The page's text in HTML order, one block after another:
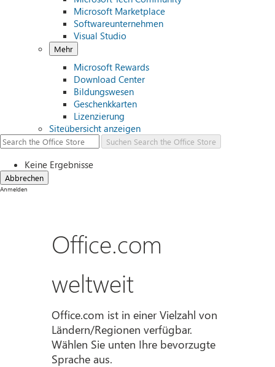
Microsoft Marketplace
Softwareunternehmen
Visual Studio
Mehr
Microsoft Rewards
Download Center
Bildungswesen
Geschenkkarten
Lizenzierung
Siteübersicht anzeigen
Suchen Search the Office Store
Keine Ergebnisse
Abbrechen
Anmelden
Office.com
weltweit
Office.com ist in einer Vielzahl von
Ländern/Regionen verfügbar.
Wählen Sie unten Ihre bevorzugte
Sprache aus.